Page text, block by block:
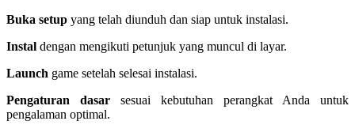
Buka setup yang telah diunduh dan siap untuk instalasi.
Instal dengan mengikuti petunjuk yang muncul di layar.
Launch game setelah selesai instalasi.
Pengaturan dasar sesuai kebutuhan perangkat Anda untuk
pengalaman optimal.